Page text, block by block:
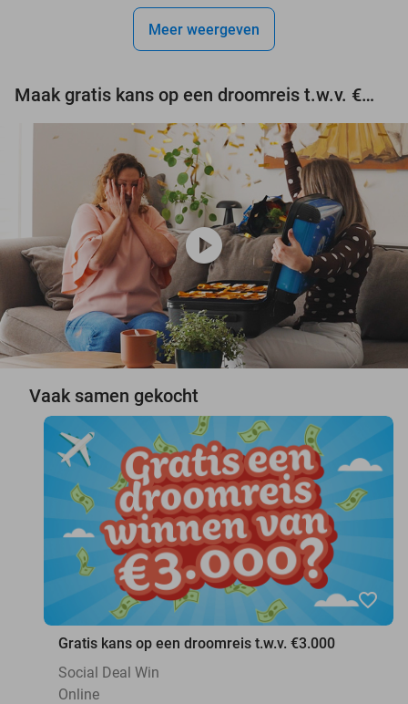
Meer weergeven
Maak gratis kans op een droomreis t.w.v. €3.000!
play_circle
Vaak samen gekocht
favorite_border
Gratis kans op een droomreis t.w.v. €3.000
Social Deal Win
Online